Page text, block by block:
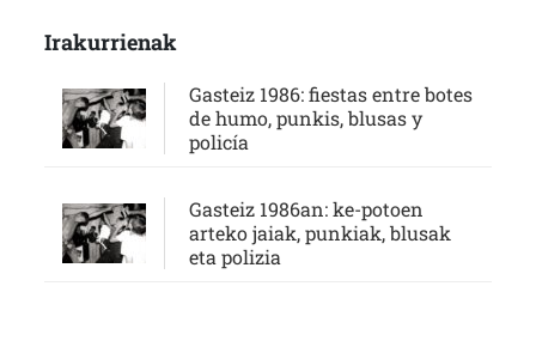
Irakurrienak
Gasteiz 1986: fiestas entre botes
de humo, punkis, blusas y
policía
Gasteiz 1986an: ke-potoen
arteko jaiak, punkiak, blusak
eta polizia